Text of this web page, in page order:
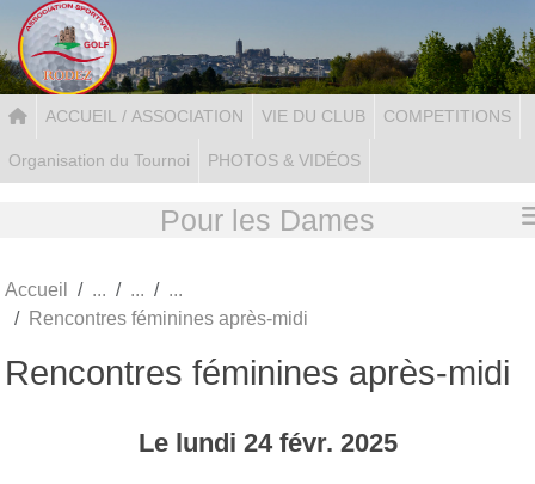
ACCUEIL / ASSOCIATION VIE DU CLUB COMPETITIONS
Organisation du Tournoi PHOTOS & VIDÉOS
Pour les Dames
Accueil
Rencontres féminines après-midi
Rencontres féminines après-midi
Le lundi 24 févr. 2025
Panneau de gestion des cookies